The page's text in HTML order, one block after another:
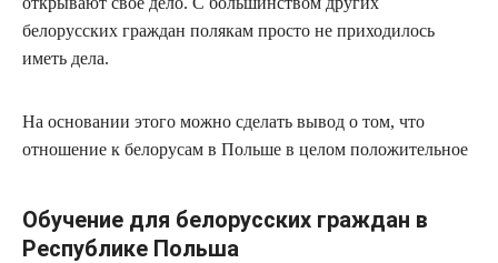
белорусских граждан полякам просто не приходилось
иметь дела.
На основании этого можно сделать вывод о том, что
отношение к белорусам в Польше в целом положительное
Обучение для белорусских граждан в
Республике Польша